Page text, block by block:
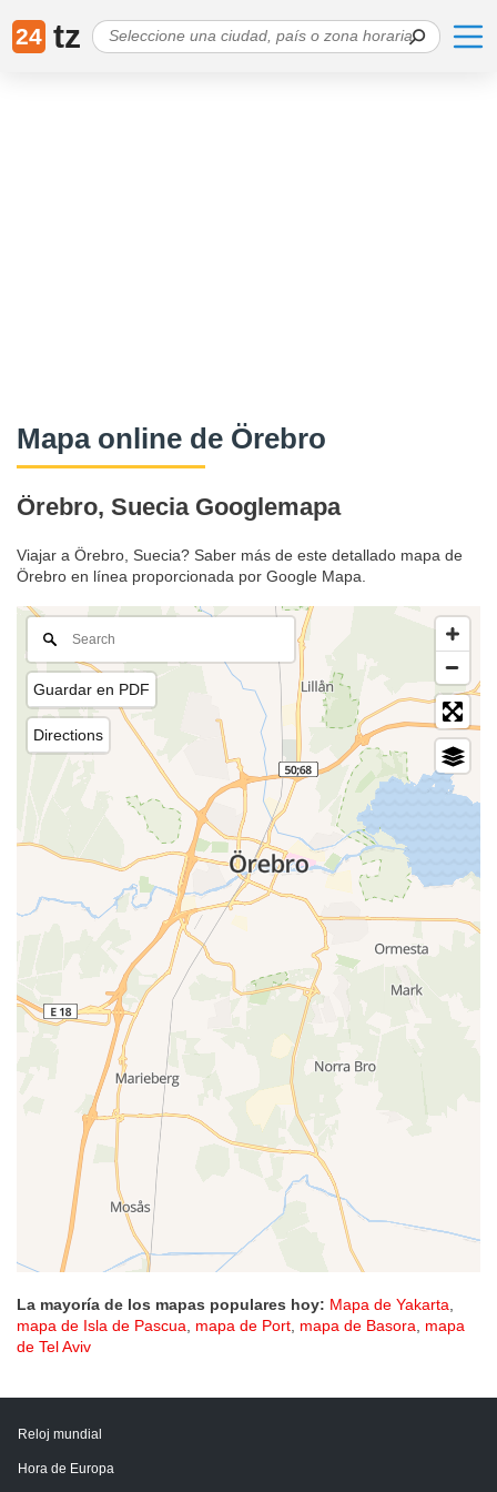
24 tz
Mapa online de Örebro
Örebro, Suecia Googlemapa
Viajar a Örebro, Suecia? Saber más de este detallado mapa de
Örebro en línea proporcionada por Google Mapa.
Guardar en PDF
Directions
La mayoría de los mapas populares hoy: Mapa de Yakarta,
mapa de Isla de Pascua, mapa de Port, mapa de Basora, mapa
de Tel Aviv
Reloj mundial
Hora de Europa